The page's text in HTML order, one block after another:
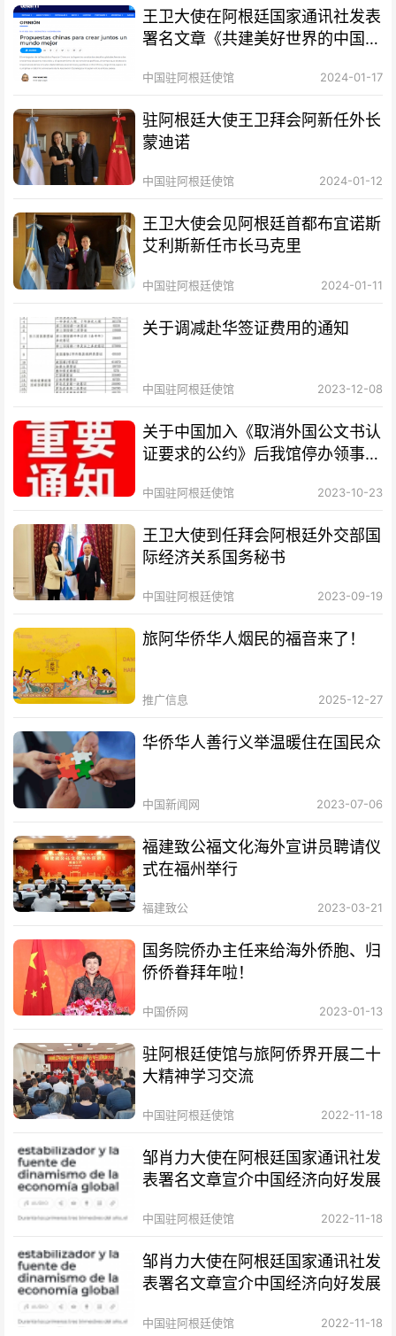
王卫大使在阿根廷国家通讯社发表
署名文章《共建美好世界的中国方
中国驻阿根廷使馆 2024-01-17
驻阿根廷大使王卫拜会阿新任外长
蒙迪诺
中国驻阿根廷使馆 2024-01-12
王卫大使会见阿根廷首都布宜诺斯
艾利斯新任市长马克里
中国驻阿根廷使馆 2024-01-11
关于调减赴华签证费用的通知
中国驻阿根廷使馆 2023-12-08
关于中国加入《取消外国公文书认
证要求的公约》后我馆停办领事认
中国驻阿根廷使馆 2023-10-23
王卫大使到任拜会阿根廷外交部国
际经济关系国务秘书
中国驻阿根廷使馆 2023-09-19
旅阿华侨华人烟民的福音来了！
推广信息 2025-12-27
华侨华人善行义举温暖住在国民众
中国新闻网 2023-07-06
福建致公福文化海外宣讲员聘请仪
式在福州举行
福建致公 2023-03-21
国务院侨办主任来给海外侨胞、归
侨侨眷拜年啦！
中国侨网 2023-01-13
驻阿根廷使馆与旅阿侨界开展二十
大精神学习交流
中国驻阿根廷使馆 2022-11-18
邹肖力大使在阿根廷国家通讯社发
表署名文章宣介中国经济向好发展
中国驻阿根廷使馆 2022-11-18
邹肖力大使在阿根廷国家通讯社发
表署名文章宣介中国经济向好发展
中国驻阿根廷使馆 2022-11-18